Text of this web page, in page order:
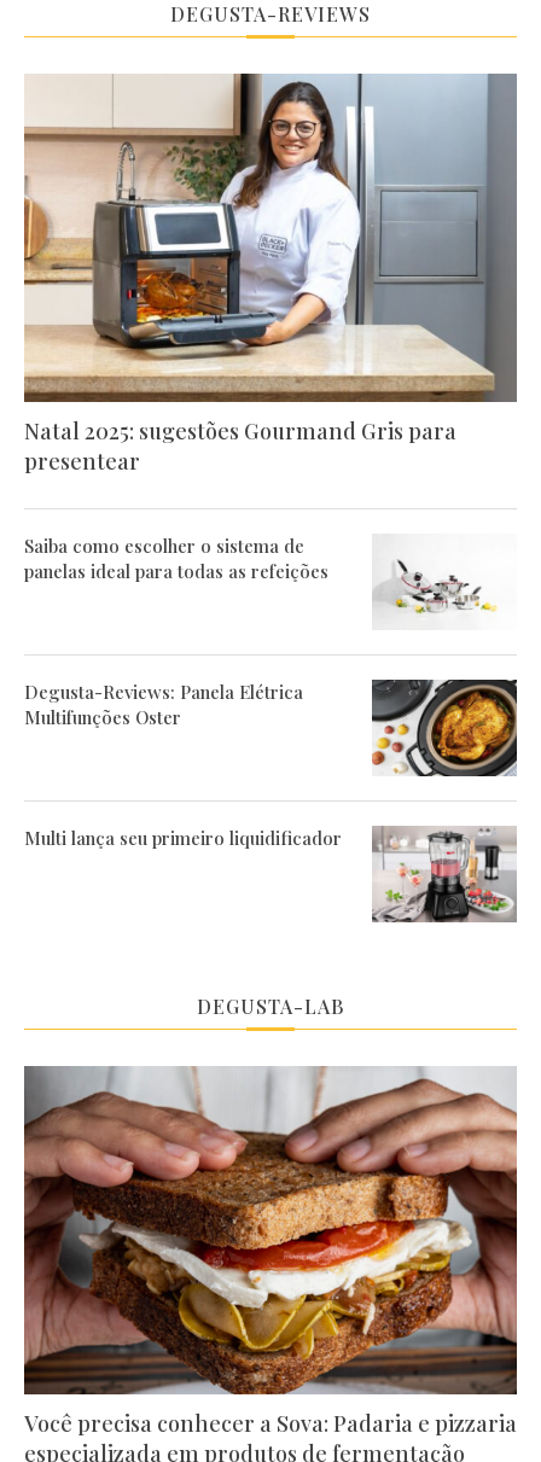
DEGUSTA-REVIEWS
Natal 2025: sugestões Gourmand Gris para
presentear
Saiba como escolher o sistema de
panelas ideal para todas as refeições
Degusta-Reviews: Panela Elétrica
Multifunções Oster
Multi lança seu primeiro liquidificador
DEGUSTA-LAB
Você precisa conhecer a Sova: Padaria e pizzaria
especializada em produtos de fermentação